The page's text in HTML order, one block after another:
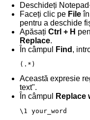
Deschideți
Faceți clic pe File
pentru a deschide
Apăsați Ctrl + H
Replace.
În câmpul
Find ,
(.*)
Această expresie
text".
În câmpul
Replace
\1 your_word